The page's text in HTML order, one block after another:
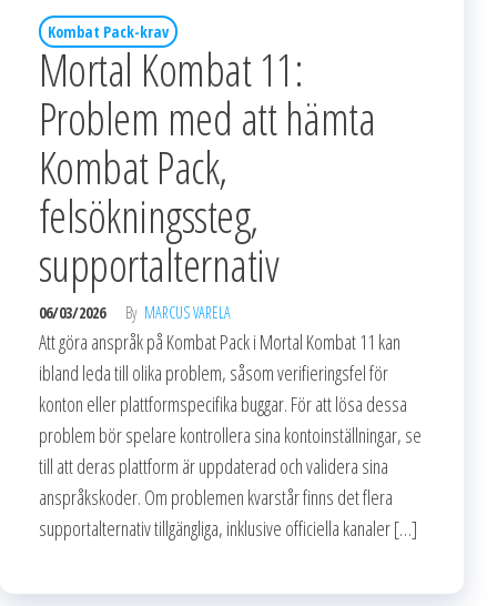
Kombat Pack-krav
Mortal Kombat 11:
Problem med att hämta
Kombat Pack,
felsökningssteg,
supportalternativ
06/03/2026 By MARCUS VARELA
Att göra anspråk på Kombat Pack i Mortal Kombat 11 kan
ibland leda till olika problem, såsom verifieringsfel för
konton eller plattformspecifika buggar. För att lösa dessa
problem bör spelare kontrollera sina kontoinställningar, se
till att deras plattform är uppdaterad och validera sina
anspråkskoder. Om problemen kvarstår finns det flera
supportalternativ tillgängliga, inklusive officiella kanaler […]